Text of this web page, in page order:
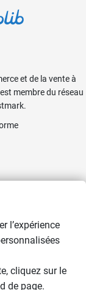
et de la vente à
membre du réseau
l’expérience
cliquez sur le
de page.